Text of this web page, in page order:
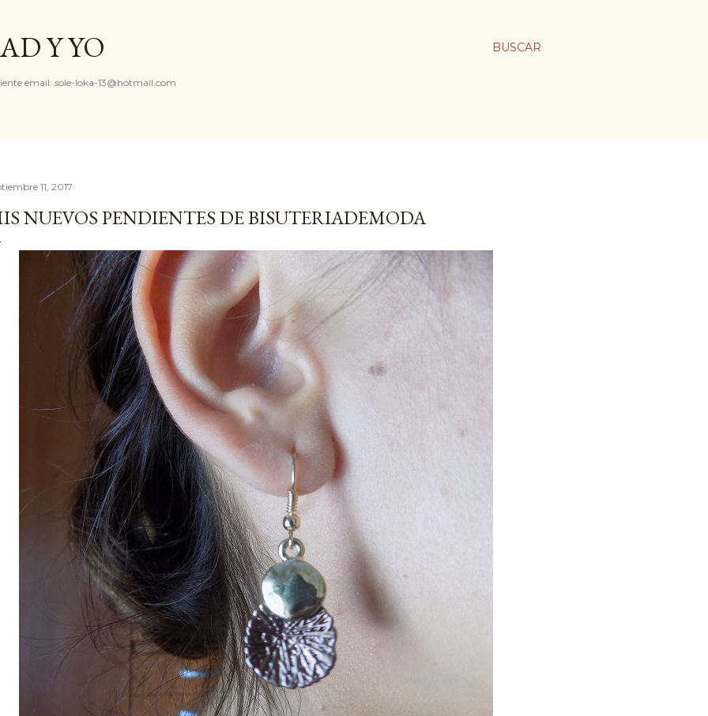
BUSCAR
Y YO
email: sole-loka-13@hotmail.com
11, 2017
NUEVOS PENDIENTES DE BISUTERIADEMODA